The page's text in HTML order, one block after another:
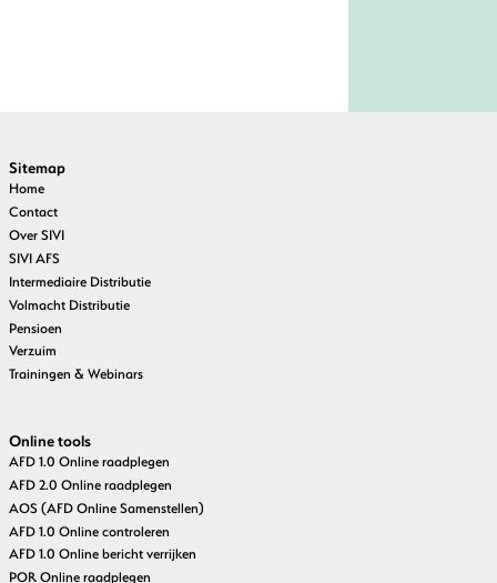
Sitemap
Home
Contact
Over SIVI
SIVI AFS
Intermediaire Distributie
Volmacht Distributie
Pensioen
Verzuim
Trainingen & Webinars
Online tools
AFD 1.0 Online raadplegen
AFD 2.0 Online raadplegen
AOS (AFD Online Samenstellen)
AFD 1.0 Online controleren
AFD 1.0 Online bericht verrijken
POR Online raadplegen